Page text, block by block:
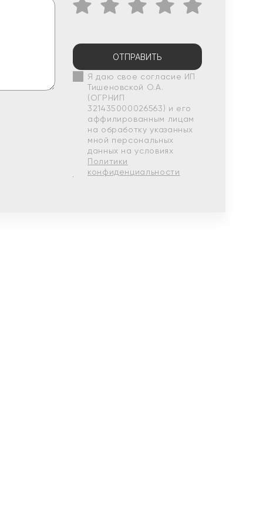
ОТПРАВИТЬ
Я даю свое согласие ИП
Тишеновской О.А.
(ОГРНИП
321435000026563) и его
аффилированным лицам
на обработку указанных
мной персональных
данных на условиях
Политики
конфиденциальности